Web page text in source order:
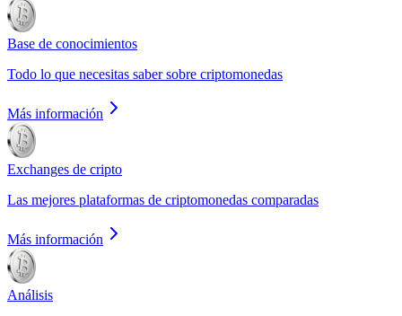
Base de conocimientos
Todo lo que necesitas saber sobre criptomonedas
Más información
Exchanges de cripto
Las mejores plataformas de criptomonedas comparadas
Más información
Análisis